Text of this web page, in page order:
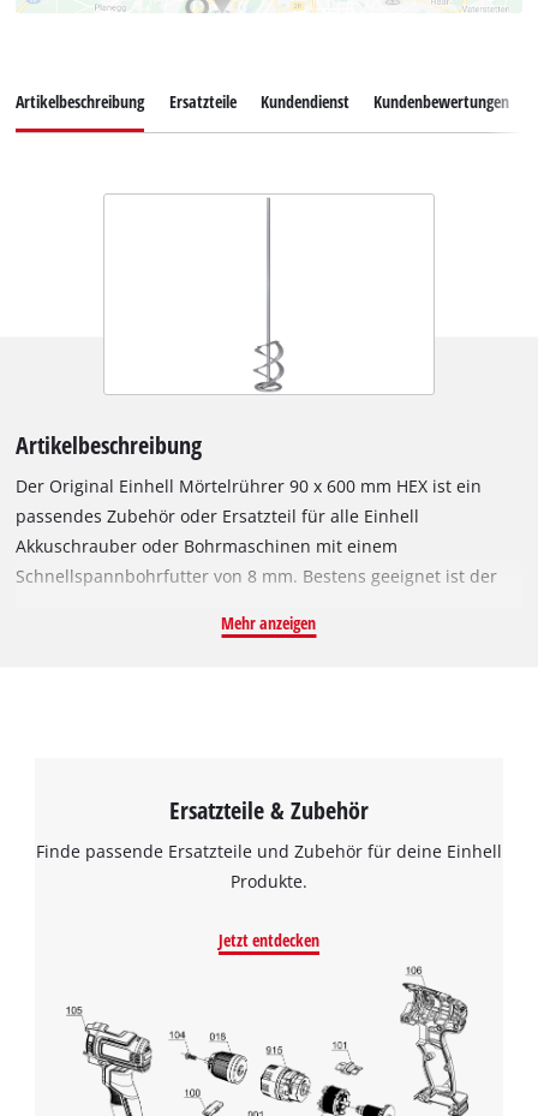
Artikelbeschreibung Ersatzteile Kundendienst Kundenbewertungen
Artikelbeschreibung
Der Original Einhell Mörtelrührer 90 x 600 mm HEX ist ein
passendes Zubehör oder Ersatzteil für alle Einhell
Akkuschrauber oder Bohrmaschinen mit einem
Schnellspannbohrfutter von 8 mm. Bestens geeignet ist der
Materialien wie Mörtel oder Gips. Der Rührer hat eine Länge
Mehr anzeigen
Ersatzteile & Zubehör
Finde passende Ersatzteile und Zubehör für deine Einhell
Produkte.
Jetzt entdecken